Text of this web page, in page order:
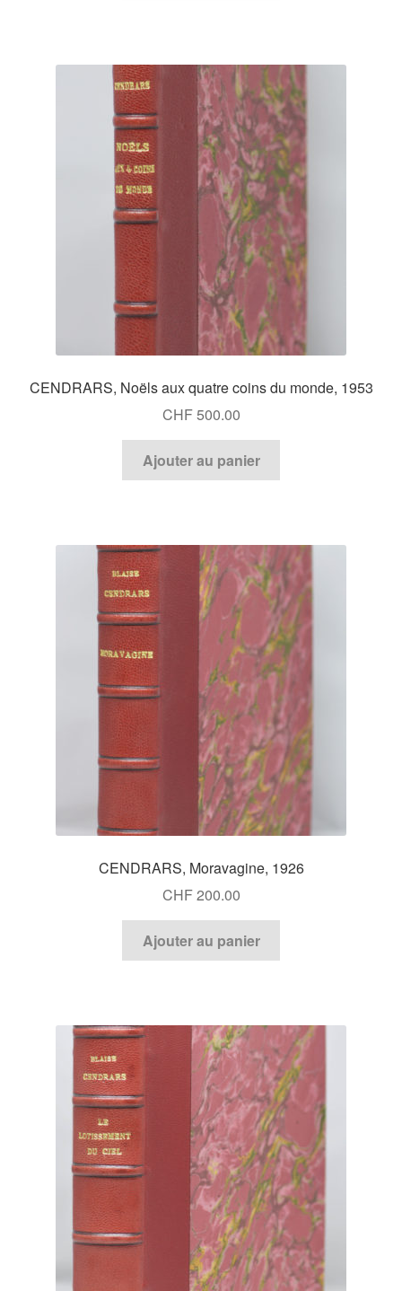
CENDRARS, Noëls aux quatre coins du monde, 1953
CHF500.00
Ajouter au panier
CENDRARS, Moravagine, 1926
CHF200.00
Ajouter au panier